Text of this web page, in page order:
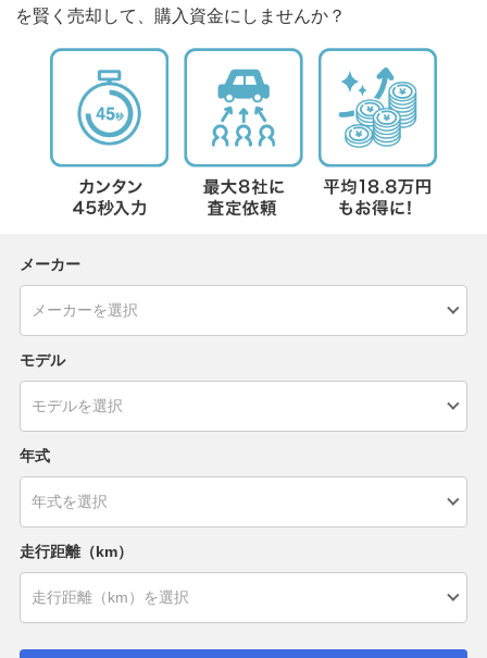
を賢く売却して、購入資金にしませんか？
メーカー
モデル
年式
走行距離（km）